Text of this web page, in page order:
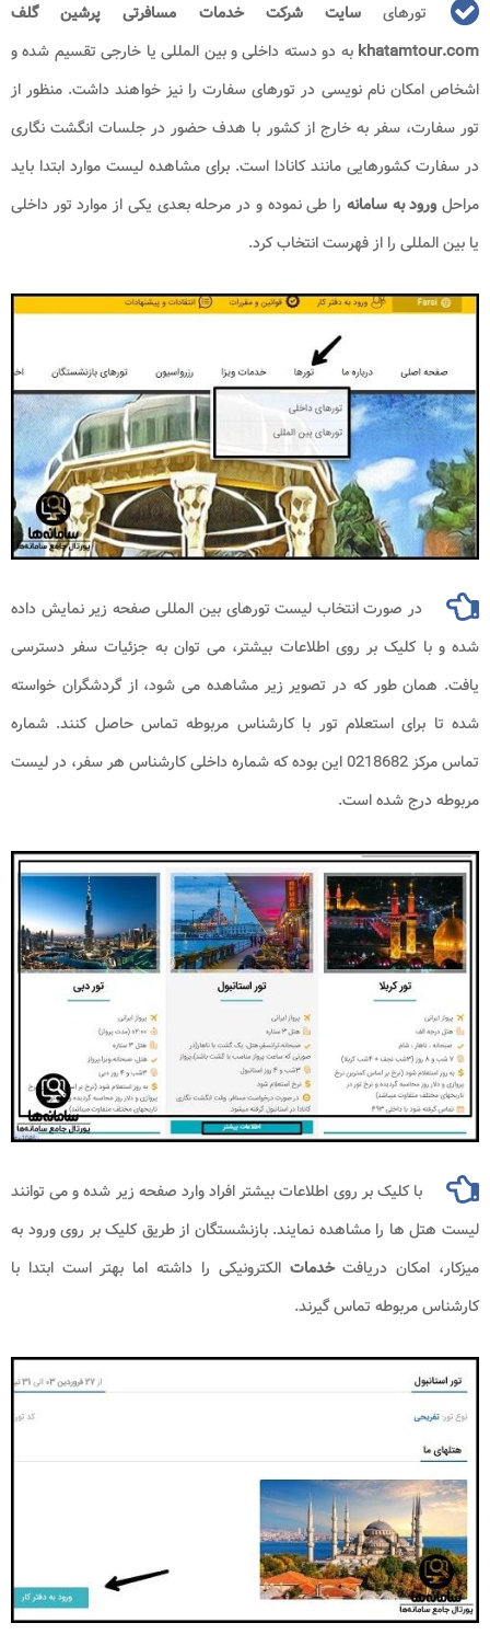
تورهایسایت شرکت خدمات مسافرتی پرشین گلف
khatamtour.com به دو دسته داخلی و بین المللی یا خارجی تقسیم شده و
اشخاص امکان نام نویسی در تورهای سفارت را نیز خواهند داشت. منظور از
تور سفارت، سفر به خارج از کشور با هدف حضور در جلسات انگشت نگاری
در سفارت کشورهایی مانند کانادا است. برای مشاهده لیست موارد ابتدا باید
مراحل ورود به سامانه را طی نموده‌ و در مرحله بعدی یکی از موارد تور داخلی
یا بین المللی را از فهرست انتخاب کرد.
در صورت انتخاب لیست تورهای بین المللی صفحه زیر نمایش داده
شده و با کلیک بر روی اطلاعات بیشتر، می توان به جزئیات سفر دسترسی
یافت. همان طور که در تصویر زیر مشاهده می شود، از گردشگران خواسته
شده تا برای استعلام تور با کارشناس مربوطه تماس حاصل کنند. شماره
تماس مرکز 0218682 این بوده که شماره داخلی کارشناس هر سفر، در لیست
مربوطه درج شده است.
با کلیک بر روی اطلاعات بیشتر افراد وارد صفحه زیر شده و می توانند
لیست هتل ها را مشاهده نمایند. بازنشستگان از طریق کلیک بر روی ورود به
میزکار، امکان دریافتخدماتالکترونیکی را داشته اما بهتر است ابتدا با
کارشناس مربوطه تماس گیرند.